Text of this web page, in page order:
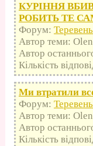
КУРІННЯ
РОБИТЬ ТЕ
Форум:
Автор теми:
Автор
Кількість
Ми втратили
Форум:
Автор теми:
Автор
Кількість